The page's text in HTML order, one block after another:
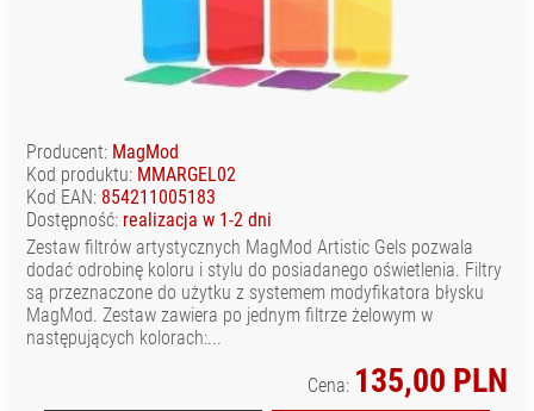
Producent: MagMod
Kod produktu: MMARGEL02
Kod EAN: 854211005183
Dostępność: realizacja w 1-2 dni
Zestaw filtrów artystycznych MagMod Artistic Gels pozwala
dodać odrobinę koloru i stylu do posiadanego oświetlenia. Filtry
są przeznaczone do użytku z systemem modyfikatora błysku
MagMod. Zestaw zawiera po jednym filtrze żelowym w
następujących kolorach:...
Cena: 135,00 PLN